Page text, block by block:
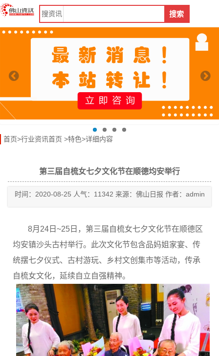
搜资讯 搜索
首页>行业资讯首页 >特色>详细内容
第三届自梳女七夕文化节在顺德均安举行
时间：2020-08-25 人气：11342 来源：佛山日报 作者：admin
8月24日~25日，第三届自梳女七夕文化节在顺德区
均安镇沙头古村举行。此次文化节包含品妈姐家宴、传
统摆七夕仪式、古村游玩、乡村文创集市等活动，传承
自梳女文化，延续自立自强精神。